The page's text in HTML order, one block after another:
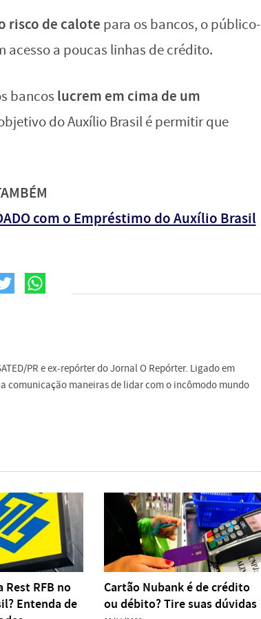
risco de calote para os bancos, o público-
acesso a poucas linhas de crédito.
bancos lucrem em cima de um
do Auxílio Brasil é permitir que
com o Empréstimo do Auxílio Brasil
PR e ex-repórter do Jornal O Repórter. Ligado em
comunicação maneiras de lidar com o incômodo mundo
Rest RFB no
Entenda de
Cartão Nubank é de crédito
ou débito? Tire suas dúvidas